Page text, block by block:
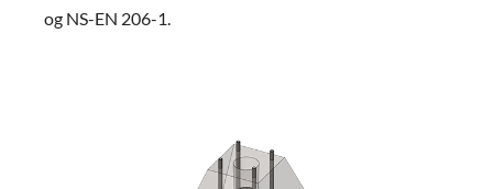
og NS-EN 206-1.